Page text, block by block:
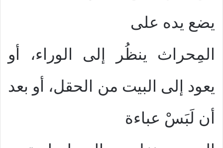
يضع يده على
المِحراث ينظُر إلى الوراء، أو
يعود إلى البيت من الحقل، أو بعد
أن لَبَسْ عباءة